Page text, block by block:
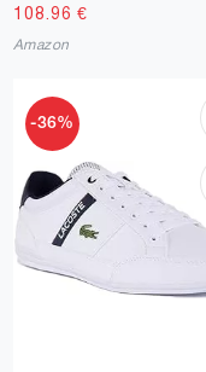
108.96 €
Amazon
-36%